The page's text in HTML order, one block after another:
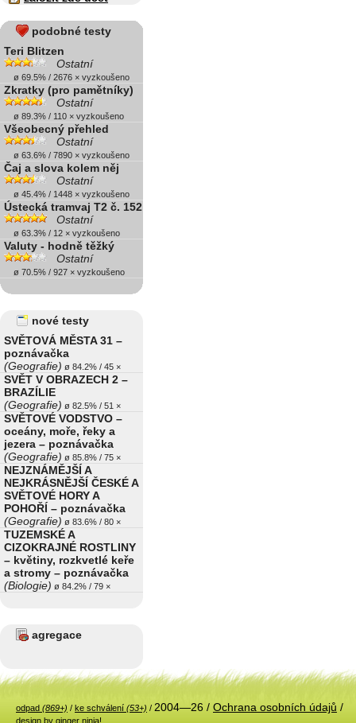
podobné testy
Teri Blitzen
Ostatní
ø 69.5% / 2676 × vyzkoušeno
Zkratky (pro pamětníky)
Ostatní
ø 89.3% / 110 × vyzkoušeno
Všeobecný přehled
Ostatní
ø 63.6% / 7890 × vyzkoušeno
Čaj a slova kolem něj
Ostatní
ø 45.4% / 1448 × vyzkoušeno
Ústecká tramvaj T2 č. 152
Ostatní
ø 63.3% / 12 × vyzkoušeno
Valuty - hodně těžký
Ostatní
ø 70.5% / 927 × vyzkoušeno
nové testy
SVĚTOVÁ MĚSTA 31 –
poznávačka
(Geografie) ø 84.2% / 45 ×
SVĚT V OBRAZECH 2 –
BRAZÍLIE
(Geografie) ø 82.5% / 51 ×
SVĚTOVÉ VODSTVO –
oceány, moře, řeky a
jezera – poznávačka
(Geografie) ø 85.8% / 75 ×
NEJZNÁMĚJŠÍ A
NEJKRÁSNĚJŠÍ ČESKÉ A
SVĚTOVÉ HORY A
POHOŘÍ – poznávačka
(Geografie) ø 83.6% / 80 ×
TUZEMSKÉ A
CIZOKRAJNÉ ROSTLINY
– květiny, rozkvetlé keře
a stromy – poznávačka
(Biologie) ø 84.2% / 79 ×
agregace
odpad (869+) / ke schválení (53+) / 2004—26 / Ochrana osobních údajů /
design by ginger ninja!